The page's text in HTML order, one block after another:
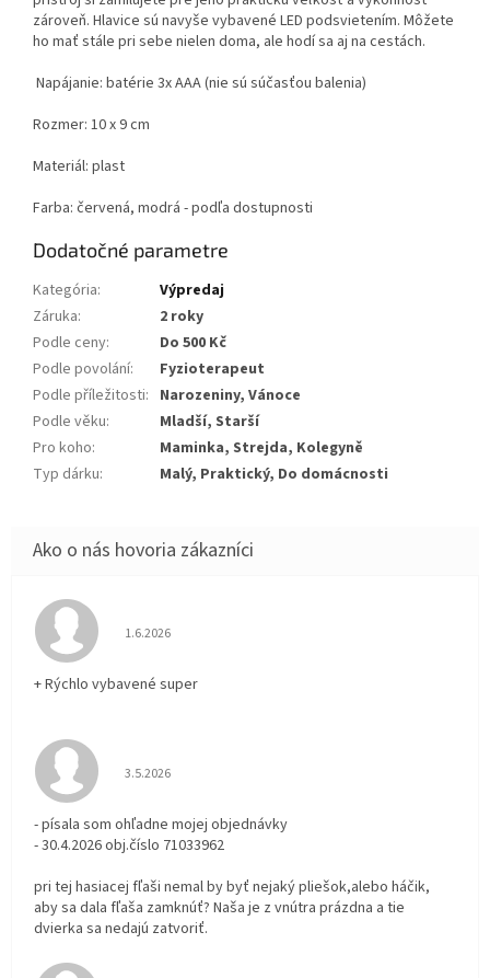
zároveň. Hlavice sú navyše vybavené LED podsvietením. Môžete
ho mať stále pri sebe nielen doma, ale hodí sa aj na cestách.
Napájanie: batérie 3x AAA (nie sú súčasťou balenia)
Rozmer: 10 x 9 cm
Materiál: plast
Farba: červená, modrá - podľa dostupnosti
Dodatočné parametre
Kategória:
Výpredaj
Záruka:
2 roky
Podle ceny:
Do 500 Kč
Podle povolání:
Fyzioterapeut
Podle příležitosti: Narozeniny, Vánoce
Podle věku:
Mladší, Starší
Pro koho:
Maminka, Strejda, Kolegyně
Typ dárku: Malý, Praktický, Do domácnosti
Hodnotenie obchodu je 5 z 5 hviezdičiek.
1.6.2026
+ Rýchlo vybavené super
Hodnotenie obchodu je 3 z 5 hviezdičiek.
3.5.2026
- písala som ohľadne mojej objednávky
- 30.4.2026 obj.číslo 71033962
pri tej hasiacej fľaši nemal by byť nejaký pliešok,alebo háčik,
aby sa dala fľaša zamknúť? Naša je z vnútra prázdna a tie
dvierka sa nedajú zatvoriť.